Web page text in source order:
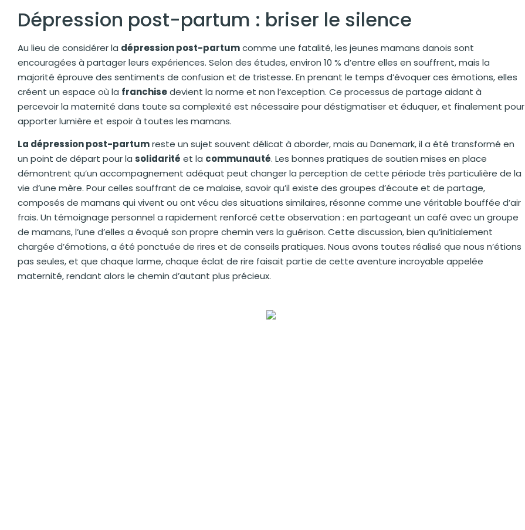
Dépression post-partum : briser le silence
Au lieu de considérer la dépression post-partumcomme une fatalité, les jeunes mamans danois sont
encouragées à partager leurs expériences. Selon des études, environ 10 % d’entre elles en souffrent, mais la
majorité éprouve des sentiments de confusion et de tristesse. En prenant le temps d’évoquer ces émotions, elles
créent un espace où la franchisedevient la norme et non l’exception. Ce processus de partage aidant à
percevoir la maternité dans toute sa complexité est nécessaire pour déstigmatiser et éduquer, et finalement pour
apporter lumière et espoir à toutes les mamans.
La dépression post-partumreste un sujet souvent délicat à aborder, mais au Danemark, il a été transformé en
un point de départ pour la solidarité et la communauté. Les bonnes pratiques de soutien mises en place
démontrent qu’un accompagnement adéquat peut changer la perception de cette période très particulière de la
vie d’une mère. Pour celles souffrant de ce malaise, savoir qu’il existe des groupes d’écoute et de partage,
composés de mamans qui vivent ou ont vécu des situations similaires, résonne comme une véritable bouffée d’air
frais. Un témoignage personnel a rapidement renforcé cette observation : en partageant un café avec un groupe
de mamans, l’une d’elles a évoqué son propre chemin vers la guérison. Cette discussion, bien qu’initialement
chargée d’émotions, a été ponctuée de rires et de conseils pratiques. Nous avons toutes réalisé que nous n’étions
pas seules, et que chaque larme, chaque éclat de rire faisait partie de cette aventure incroyable appelée
maternité, rendant alors le chemin d’autant plus précieux.